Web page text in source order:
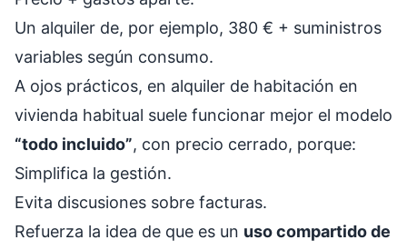
Un alquiler de, por ejemplo, 380 € + suministros
variables según consumo.
A ojos prácticos, en alquiler de habitación en
vivienda habitual suele funcionar mejor el modelo
“todo incluido”, con precio cerrado, porque:
Simplifica la gestión.
Evita discusiones sobre facturas.
Refuerza la idea de que es un uso compartido de